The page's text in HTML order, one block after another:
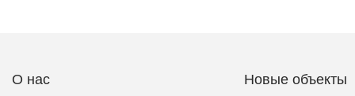
О нас Новые объекты